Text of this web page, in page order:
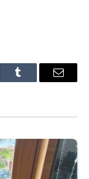
Tumblr Email